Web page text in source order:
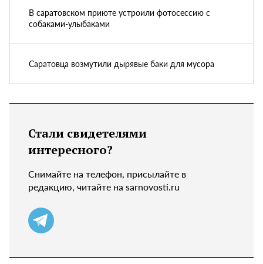
В саратовском приюте устроили фотосессию с
собаками-улыбаками
Саратовца возмутили дырявые баки для мусора
Стали свидетелями
интересного?
Снимайте на телефон, присылайте в
редакцию, читайте на sarnovosti.ru